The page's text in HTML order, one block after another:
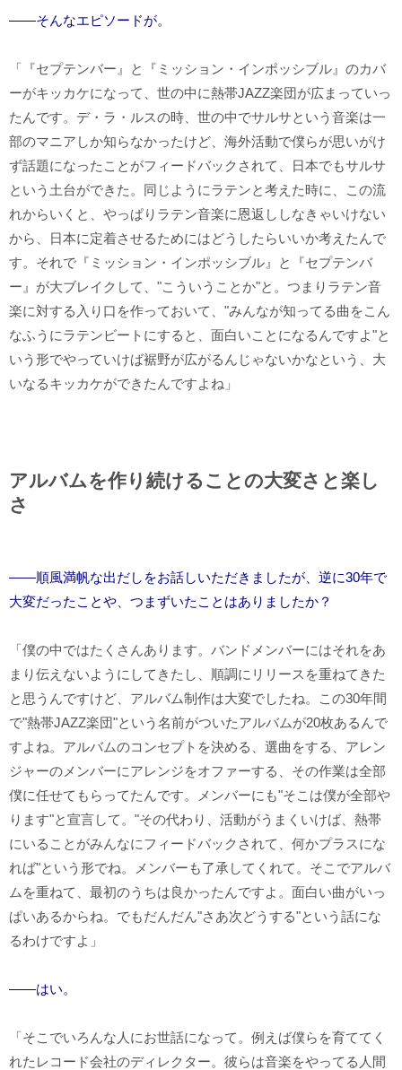
――そんなエピソードが。
「『セプテンバー』と『ミッション・インポッシブル』のカバ
ーがキッカケになって、世の中に熱帯JAZZ楽団が広まっていっ
たんです。デ・ラ・ルスの時、世の中でサルサという音楽は一
部のマニアしか知らなかったけど、海外活動で僕らが思いがけ
ず話題になったことがフィードバックされて、日本でもサルサ
という土台ができた。同じようにラテンと考えた時に、この流
れからいくと、やっぱりラテン音楽に恩返ししなきゃいけない
から、日本に定着させるためにはどうしたらいいか考えたんで
す。それで『ミッション・インポッシブル』と『セプテンバ
ー』が大ブレイクして、"こういうことか"と。つまりラテン音
楽に対する入り口を作っておいて、"みんなが知ってる曲をこん
なふうにラテンビートにすると、面白いことになるんですよ"と
いう形でやっていけば裾野が広がるんじゃないかなという、大
いなるキッカケができたんですよね」
アルバムを作り続けることの大変さと楽し
さ
――順風満帆な出だしをお話しいただきましたが、逆に30年で
大変だったことや、つまずいたことはありましたか？
「僕の中ではたくさんあります。バンドメンバーにはそれをあ
まり伝えないようにしてきたし、順調にリリースを重ねてきた
と思うんですけど、アルバム制作は大変でしたね。この30年間
で"熱帯JAZZ楽団"という名前がついたアルバムが20枚あるんで
すよね。アルバムのコンセプトを決める、選曲をする、アレン
ジャーのメンバーにアレンジをオファーする、その作業は全部
僕に任せてもらってたんです。メンバーにも"そこは僕が全部や
ります"と宣言して。"その代わり、活動がうまくいけば、熱帯
にいることがみんなにフィードバックされて、何かプラスにな
れば"という形でね。メンバーも了承してくれて。そこでアルバ
ムを重ねて、最初のうちは良かったんですよ。面白い曲がいっ
ぱいあるからね。でもだんだん"さあ次どうする"という話にな
るわけですよ」
――はい。
「そこでいろんな人にお世話になって。例えば僕らを育ててく
れたレコード会社のディレクター。彼らは音楽をやってる人間